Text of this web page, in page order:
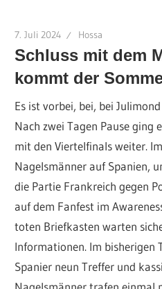
7. Juli 2024 Hossa
Schluss mit dem
kommt der
Es ist vorbei, bei, bei
Nach zwei Tagen Pause ging
mit den Viertelfinals weiter.
Nagelsmänner auf Spanien,
die Partie Frankreich gegen
auf dem Fanfest im
toten Briefkasten warten
Informationen. Im bisherigen
Spanier neun Treffer und